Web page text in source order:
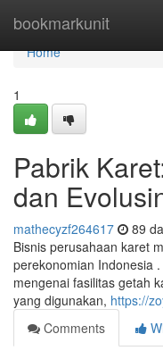
bookmarkunit
Home
Home
1
Pabrik
dan
mathecyzf264617 89
Bisnis perusahaan karet
perekonomian Indonesia
mengenai fasilitas getah
yang digunakan, https://
Comments